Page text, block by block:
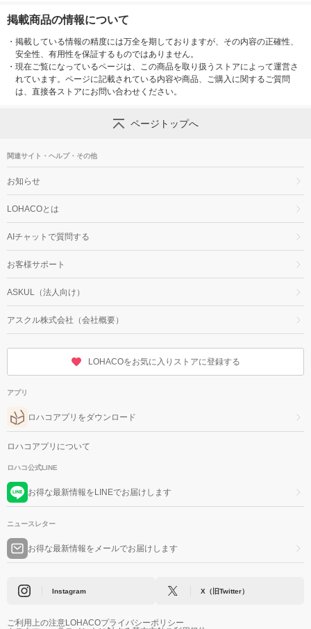
掲載商品の情報について
・ 掲載している情報の精度には万全を期しておりますが、その内容の正確性、
安全性、有用性を保証するものではありません。
・ 現在ご覧になっているページは、この商品を取り扱うストアによって運営さ
れています。ページに記載されている内容や商品、ご購入に関するご質問
は、直接各ストアにお問い合わせください。
ページトップへ
関連サイト・ヘルプ・その他
お知らせ
LOHACOとは
AIチャットで質問する
お客様サポート
ASKUL（法人向け）
アスクル株式会社（会社概要）
LOHACOをお気に入りストアに登録する
アプリ
ロハコアプリをダウンロード
ロハコアプリについて
ロハコ公式LINE
お得な最新情報をLINEでお届けします
ニュースレター
お得な最新情報をメールでお届けします
Instagram X（旧Twitter）
ご利用上の注意LOHACOプライバシーポリシー